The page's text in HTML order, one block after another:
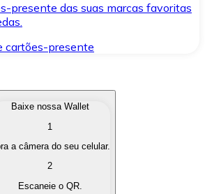
presente das suas marcas favoritas
cartões-presente
de seu interesse de forma
criptomoedas em moeda fiduciária
Baixe nossa Wallet
1
a câmera do seu celular.
2
Escaneie o QR.